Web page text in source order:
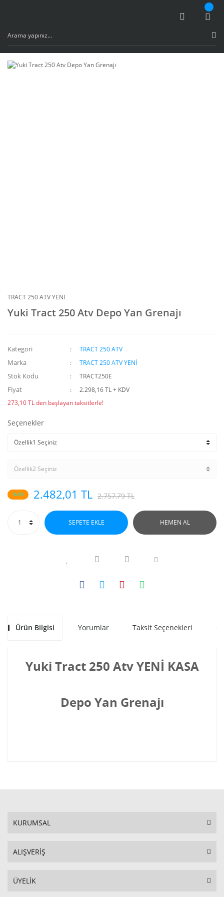
TRACT 250 ATV YENİ
Yuki Tract 250 Atv Depo Yan Grenajı
Kategori TRACT 250 ATV
Marka TRACT 250 ATV YENİ
Stok Kodu TRACT250E
Fiyat
2.298,16 TL + KDV
273,10 TL den başlayan taksitlerle!
Seçenekler
%10 2.482,01 TL 2.757,79 TL
SEPETE EKLE HEMEN AL
Ürün Bilgisi Yorumlar Taksit Seçenekleri
Yuki Tract 250 Atv YENİ KASA
Depo Yan Grenajı
KURUMSAL
ALIŞVERİŞ
ÜYELİK